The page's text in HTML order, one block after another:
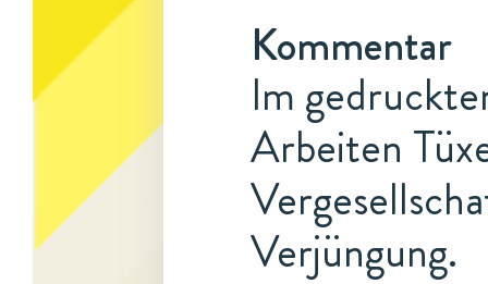
Kommentar
Im
Arbeiten
Verjüngung.